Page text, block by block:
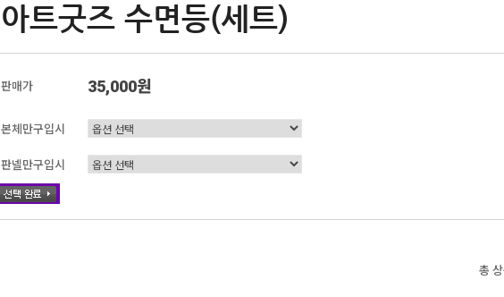
아트굿즈 수면등(세트)
판매가 35,000원
본체만구입시
판넬만구입시
총